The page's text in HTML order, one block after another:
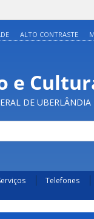
Acesso
ALTO CONTRASTE
e
DE UBERLÂNDIA
Telefones